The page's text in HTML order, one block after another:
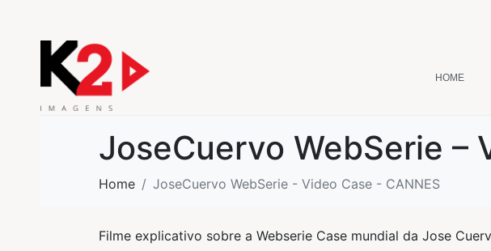
HOME
JoseCuervo WebSerie –
Home JoseCuervo WebSerie - Video Case - CANNES
Filme explicativo sobre a Webserie Case mundial da Jose